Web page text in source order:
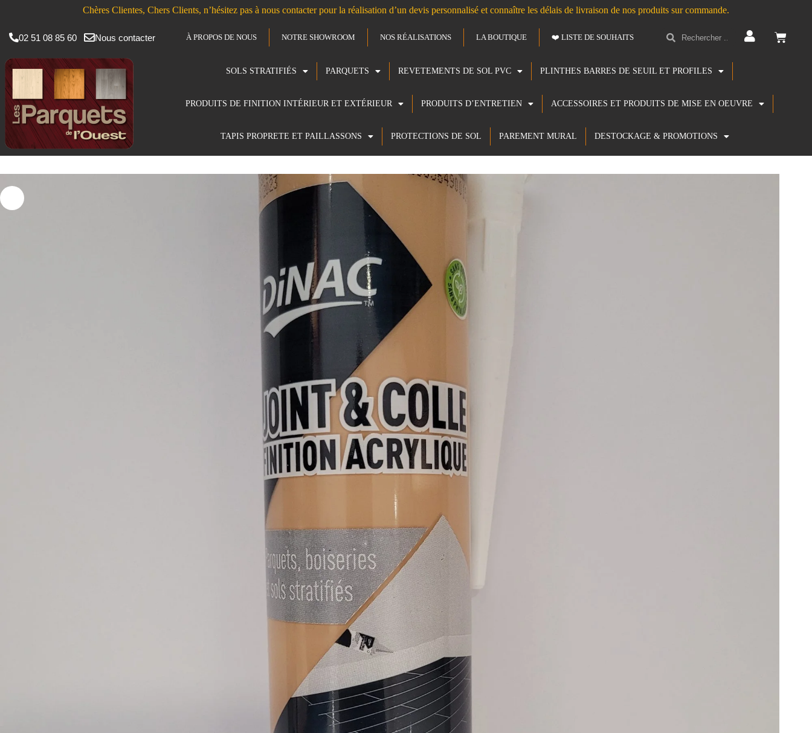
Chères Clientes, Chers Clients, n’hésitez pas à nous contacter pour la réalisation d’un devis personnalisé et connaître les délais de livraison de nos produits sur commande.
02 51 08 85 60 Nous contacter À PROPOS DE NOUS NOTRE SHOWROOM NOS RÉALISATIONS LA BOUTIQUE ❤️ LISTE DE SOUHAITS
SOLS STRATIFIÉS PARQUETS REVETEMENTS DE SOL PVC PLINTHES BARRES DE SEUIL ET PROFILES
PRODUITS DE FINITION INTÉRIEUR ET EXTÉRIEUR PRODUITS D’ENTRETIEN ACCESSOIRES ET PRODUITS DE MISE EN OEUVRE
TAPIS PROPRETE ET PAILLASSONS PROTECTIONS DE SOL PAREMENT MURAL DESTOCKAGE & PROMOTIONS